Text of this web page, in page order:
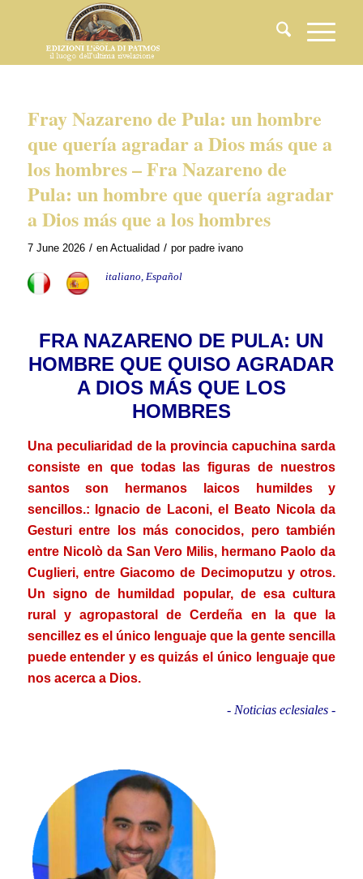
Fray Nazareno de Pula: un hombre
que quería agradar a Dios más que a
los hombres – Fra Nazareno de
Pula: un hombre que quería agradar
a Dios más que a los hombres
7 June 2026 / en Actualidad / por padre ivano
italiano, Español
FRA NAZARENO DE PULA: UN
HOMBRE QUE QUISO AGRADAR
A DIOS MÁS QUE LOS
HOMBRES
Una peculiaridad de la provincia capuchina sarda
consiste en que todas las figuras de nuestros
santos son hermanos laicos humildes y
sencillos.: Ignacio de Laconi, el Beato Nicola da
Gesturi entre los más conocidos, pero también
entre Nicolò da San Vero Milis, hermano Paolo da
Cuglieri, entre Giacomo de Decimoputzu y otros.
Un signo de humildad popular, de esa cultura
rural y agropastoral de Cerdeña en la que la
sencillez es el único lenguaje que la gente sencilla
puede entender y es quizás el único lenguaje que
nos acerca a Dios.
- Noticias eclesiales -